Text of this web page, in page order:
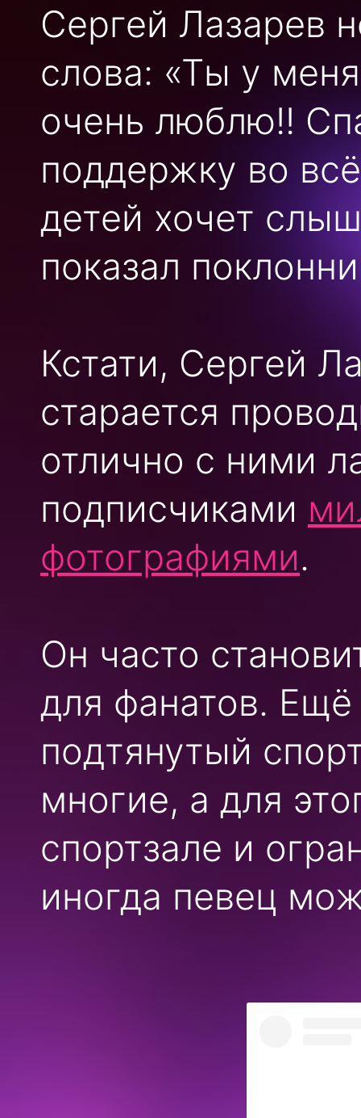
Сергей Лазарев
слова: «Ты у
очень люблю!!
поддержку во
детей хочет
показал
Кстати, Сергей
старается
отлично с ними
подписчиками
фотографиями.
Он часто
для фанатов.
подтянутый
многие, а для
спортзале и
иногда певец